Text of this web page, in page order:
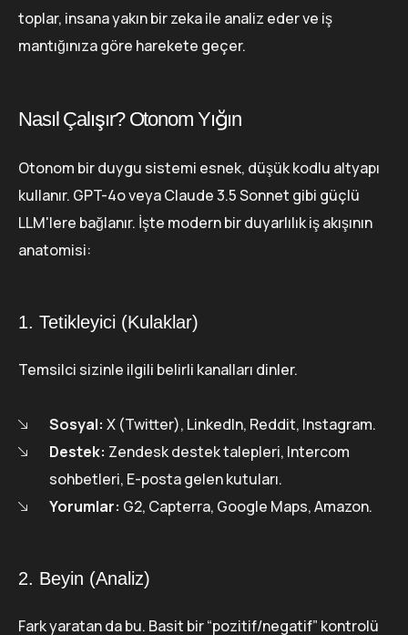
toplar, insana yakın bir zeka ile analiz eder ve iş
mantığınıza göre harekete geçer.
Nasıl Çalışır? Otonom Yığın
Otonom bir duygu sistemi esnek, düşük kodlu altyapı
kullanır. GPT-4o veya Claude 3.5 Sonnet gibi güçlü
LLM'lere bağlanır. İşte modern bir duyarlılık iş akışının
anatomisi:
1. Tetikleyici (Kulaklar)
Temsilci sizinle ilgili belirli kanalları dinler.
Sosyal: X (Twitter), LinkedIn, Reddit, Instagram.
Destek: Zendesk destek talepleri, Intercom
sohbetleri, E-posta gelen kutuları.
Yorumlar: G2, Capterra, Google Maps, Amazon.
2. Beyin (Analiz)
Fark yaratan da bu. Basit bir “pozitif/negatif” kontrolü